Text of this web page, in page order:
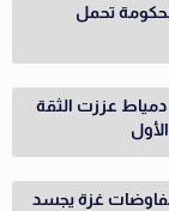
تحمل
دمياط عززت الثقة
غزة يجسد